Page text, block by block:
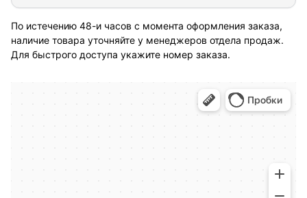
По истечению 48-и часов с момента оформления заказа,
наличие товара уточняйте у менеджеров отдела продаж.
Для быстрого доступа укажите номер заказа.